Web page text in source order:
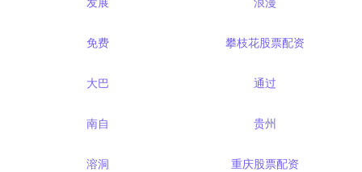
免费 攀枝花股票配资
大巴 通过
南自 贵州
溶洞 重庆股票配资